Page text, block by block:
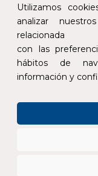
Utilizamos
analizar
relacionada
con las
hábitos de
información y
Atención al